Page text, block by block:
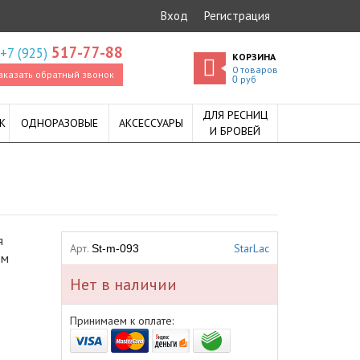
Вход Регистрация
+7 (925) 517-77-88
обратный звонок
КОРЗИНА
0 товаров
0руб
ОДНОРАЗОВЫЕ АКСЕССУАРЫ
ДЛЯ РЕСНИЦ
И БРОВЕЙ
Арт. St-m-093 StarLac
Нет в наличии
Принимаем к оплате: